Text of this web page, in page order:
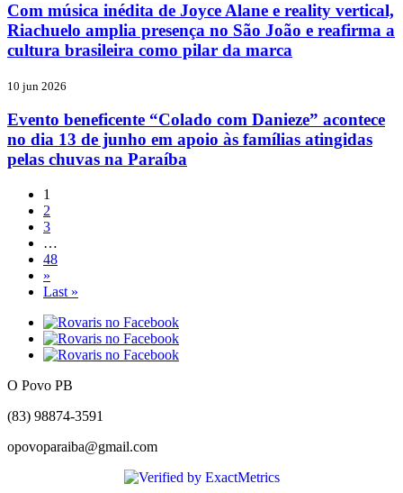
Com música inédita de Joyce Alane e reality vertical,
Riachuelo amplia presença no São João e reafirma a
cultura brasileira como pilar da marca
10 jun 2026
Evento beneficente “Colado com Danieze” acontece
no dia 13 de junho em apoio às famílias atingidas
pelas chuvas na Paraíba
1
2
3
…
48
»
Last »
O Povo PB
(83) 98874-3591
opovoparaiba@gmail.com